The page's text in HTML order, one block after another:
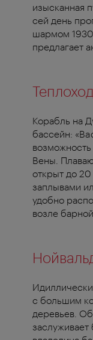
изысканная
сей день
шармом
предлагает
Корабль на
бассейн:
Вены.
открыт до
заплывами
удобно
возле
с большим
деревьев.
заслуживает